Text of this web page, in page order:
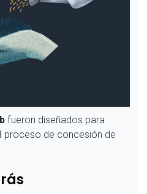
fueron diseñados para
proceso de concesión de